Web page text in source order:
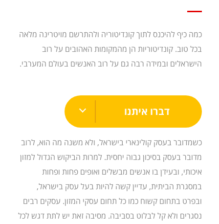
כמה כיף להיכנס לתוך קונדיטוריה ולהתרשם מויטרינה מלאה
בכל טוב. קונדיטוריות הן מהמקומות האהובים על רוב
הישראלים ובמידה רבה גם על רוב האנשים בעולם המערבי.
דברו איתנו
כשמדובר בעסק קולינארי בישראל, ולא משנה מה הוא, לרוב
מדובר בעסק בסיכון גבוה יחסית. למרות הביקוש הגדול למזון
איכותי, ובעידן בו אנשים מבשלים ואופים פחות ופחות
במסגרת הביתית, עדיין קשה להיות בעל עסק בישראל,
ובפרט בתחום קשוח כמו כל תחום עסקי המזון. עסקים רבים
נסגרים ולא קל לבלוט בסביבה. מסיבה זאת יש לתת דגש לכל